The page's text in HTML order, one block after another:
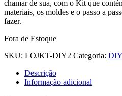
chamar de sua, com o Kit que
materiais, os moldes e o passo a
fazer.
Fora de Estoque
SKU: LOJKT-DIY2 Categoria: DIY
Descrição
Informação adicional